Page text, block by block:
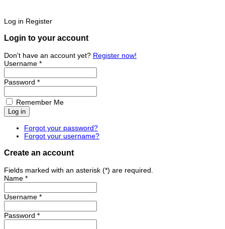
Log in Register
Login to your account
Don't have an account yet? Register now!
Username *
Password *
Remember Me
Forgot your password?
Forgot your username?
Create an account
Fields marked with an asterisk (*) are required.
Name *
Username *
Password *